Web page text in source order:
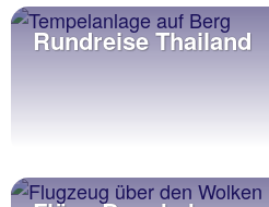
Rundreise Thailand